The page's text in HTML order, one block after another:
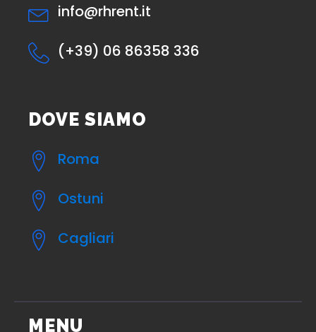
info@rhrent.it
(+39) 06 86358 336
DOVE SIAMO
Roma
Ostuni
Cagliari
MENU